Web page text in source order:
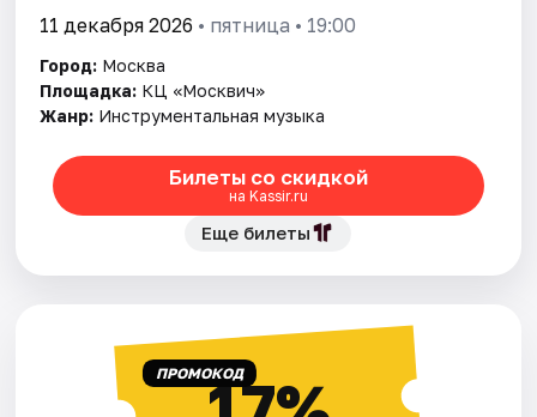
11 декабря 2026 • пятница • 19:00
Город: Москва
Площадка: КЦ «Москвич»
Жанр: Инструментальная музыка
Билеты со скидкой
на Kassir.ru
Еще билеты
ПРОМОКОД